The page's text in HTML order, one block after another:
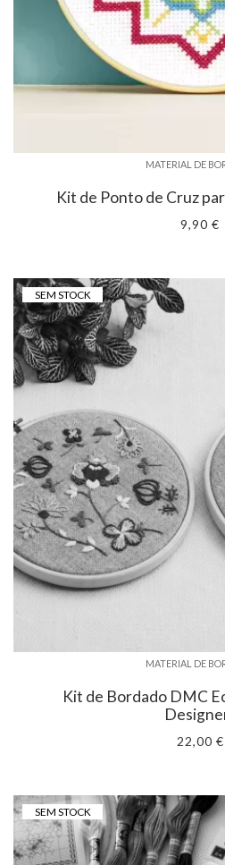
MATERIAL DE
Kit de Ponto de Cruz
9,90 €
SEM STOCK
MATERIAL DE
Kit de Bordado DMC
22,00 €
SEM STOCK